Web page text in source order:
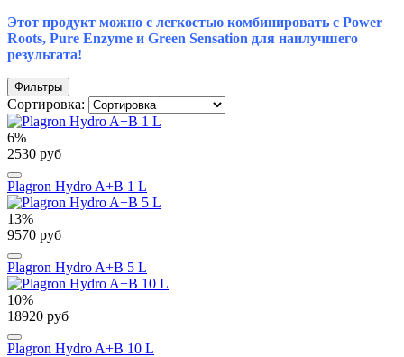
Этот продукт можно с легкостью комбинировать с Power
Roots, Pure Enzyme и Green Sensation для наилучшего
результата!
Фильтры
Сортировка:
6%
2530 руб
Plagron Hydro A+B 1 L
13%
9570 руб
Plagron Hydro A+B 5 L
10%
18920 руб
Plagron Hydro A+B 10 L